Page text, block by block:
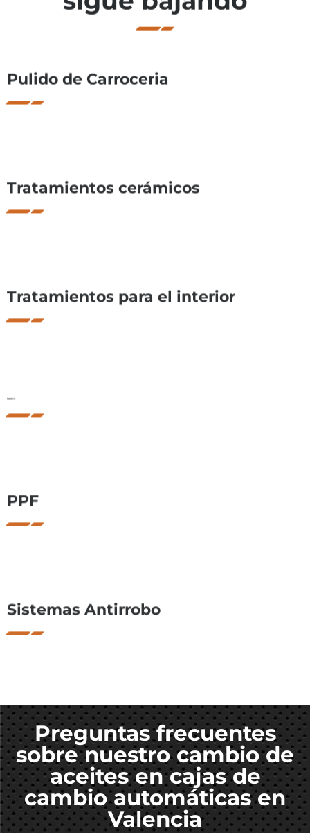
Pulido de Carroceria
Tratamientos cerámicos
Tratamientos para el interior
Paddock Line
PPF
Sistemas Antirrobo
Preguntas frecuentes
sobre nuestro cambio de
aceites en cajas de
cambio automáticas en
Valencia